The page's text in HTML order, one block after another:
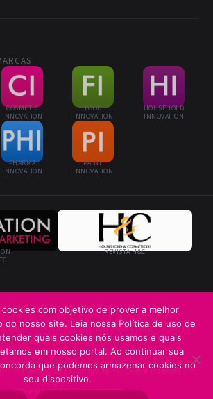
COSMETIC
INNOVATION
FOOD
INNOVATION
HOUSEHOLD
INNOVATION
PHARMA
INNOVATION
PAINT
INNOVATION
REVISTA H&C
· Innovation Business Media Ltda. · Todos os
direitos reservados
Política de Privacidade
Sobre Cookies
Sobre o uso de I.A. generativa
cookies com objetivo de prover a melhor
do nosso site. Leia nossa Política de uso de
quais cookies nós usamos e quais
em nosso portal. Ao continuar sua
que podemos armazenar cookies no
seu dispositivo.